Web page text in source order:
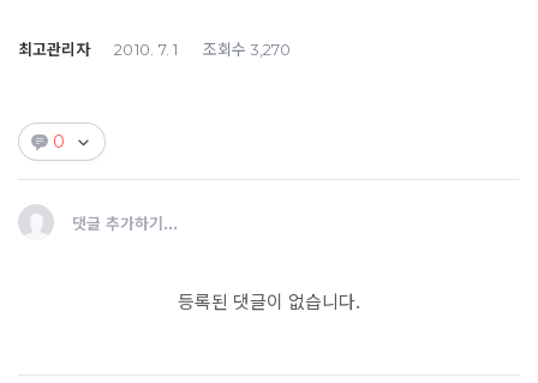
최고관리자 2010. 7. 1 조회수 3,270
0
댓글 추가하기...
등록된 댓글이 없습니다.